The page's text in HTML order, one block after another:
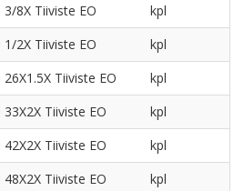
3/8X Tiiviste EO
kpl
1/2X Tiiviste EO
kpl
26X1.5X Tiiviste EO
kpl
33X2X Tiiviste EO
kpl
42X2X Tiiviste EO
kpl
48X2X Tiiviste EO
kpl